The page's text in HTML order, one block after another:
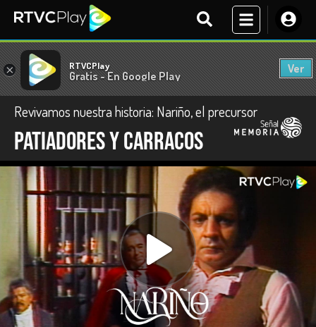
× RTVCPlay
Gratis - En Google Play
Ver
Revivamos nuestra historia: Nariño, el precursor
Patiadores y carracos